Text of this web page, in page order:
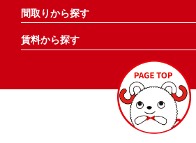
間取りから探す
賃料から探す